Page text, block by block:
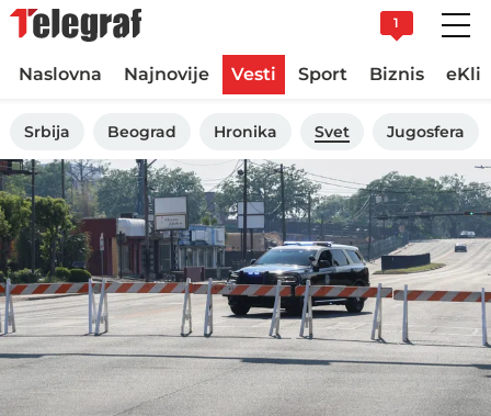
1
Naslovna Najnovije Vesti Sport Biznis
Srbija Beograd Hronika Svet Jugosfera